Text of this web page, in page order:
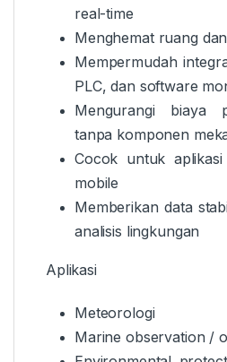
real-time
Menghemat ruang
Mempermudah
PLC, dan software
Mengurangi biaya
tanpa komponen
Cocok untuk
mobile
Memberikan data
analisis lingkungan
Aplikasi
Meteorologi
Marine observation /